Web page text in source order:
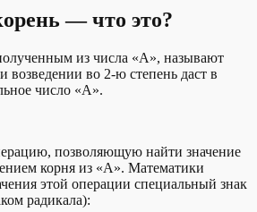
— что это?
из числа «A», называют
возведении во 2-ю степень даст в
число «A».
позволяющую найти значение
корня из «A». Математики
этой операции специальный знак
радикала):